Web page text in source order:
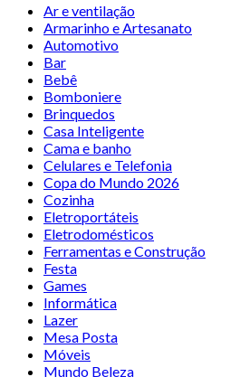
Ar e ventilação
Armarinho e Artesanato
Automotivo
Bar
Bebê
Bomboniere
Brinquedos
Casa Inteligente
Cama e banho
Celulares e Telefonia
Copa do Mundo 2026
Cozinha
Eletroportáteis
Eletrodomésticos
Ferramentas e Construção
Festa
Games
Informática
Lazer
Mesa Posta
Móveis
Mundo Beleza